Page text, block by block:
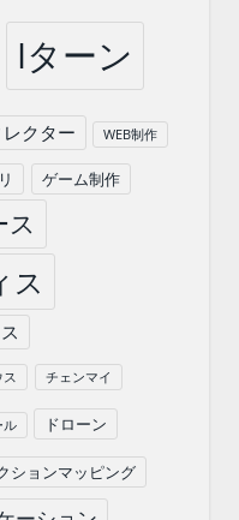
Iターン
クター WEB制作
ゲーム制作
ス
ス
チェンマイ
ル ドローン
ションマッピング